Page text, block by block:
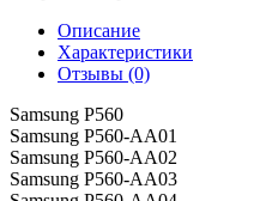
Описание
Характеристики
Отзывы (0)
Samsung P560
Samsung P560-AA01
Samsung P560-AA02
Samsung P560-AA03